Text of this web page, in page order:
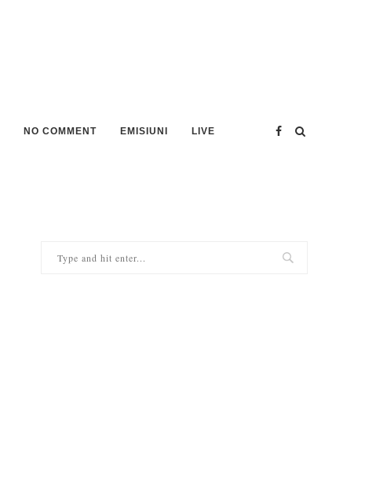
NO COMMENT EMISIUNI LIVE